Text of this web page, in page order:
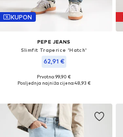
KUPON
PEPE JEANS
Slimfit Traperice 'Hatch'
62,91 €
Prvotno: 99,90 €
Posljednja najniža cijena:48,93 €